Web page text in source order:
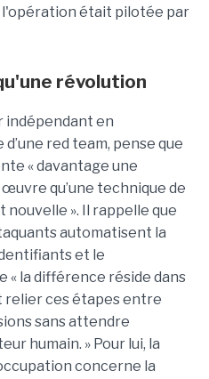
l'opération était pilotée par
révolution
indépendant en
red team, pense que
« davantage une
qu’une technique de
». Il rappelle que
automatisent la
et le
« la différence réside dans
relier ces étapes entre
sans attendre
humain. » Pour lui, la
concerne la